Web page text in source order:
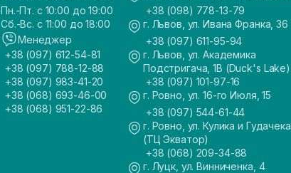
Пн.-Пт. с 10:00 до 19:00
Сб.-Вс. с 11:00 до 18:00
Менеджер
+38 (097) 612-54-81
+38 (097) 788-12-88
+38 (097) 983-41-20
+38 (068) 693-46-00
+38 (068) 951-22-86
+38 (098) 778-13-79
г. Львов, ул. Ивана Франка, 36
+38 (097) 611-95-94
г. Львов, ул. Академика
Подстригача, 1В (Duck's Lake)
+38 (097) 101-97-16
г. Ровно, ул. 16-го Июля, 15
+38 (097) 544-61-44
г. Ровно, ул. Кулика и
(ТЦ Экватор)
+38 (068) 209-34-88
г. Луцк, ул. Винниченка, 4